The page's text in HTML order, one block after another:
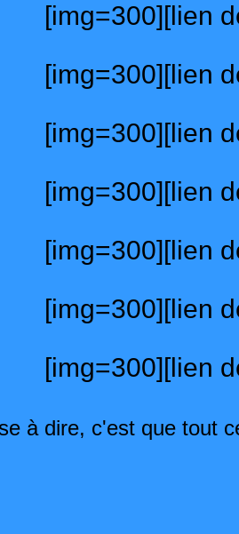
[img=300][lien
[img=300][lien
[img=300][lien
[img=300][lien
[img=300][lien
[img=300][lien
[img=300][lien
à dire, c'est que tout